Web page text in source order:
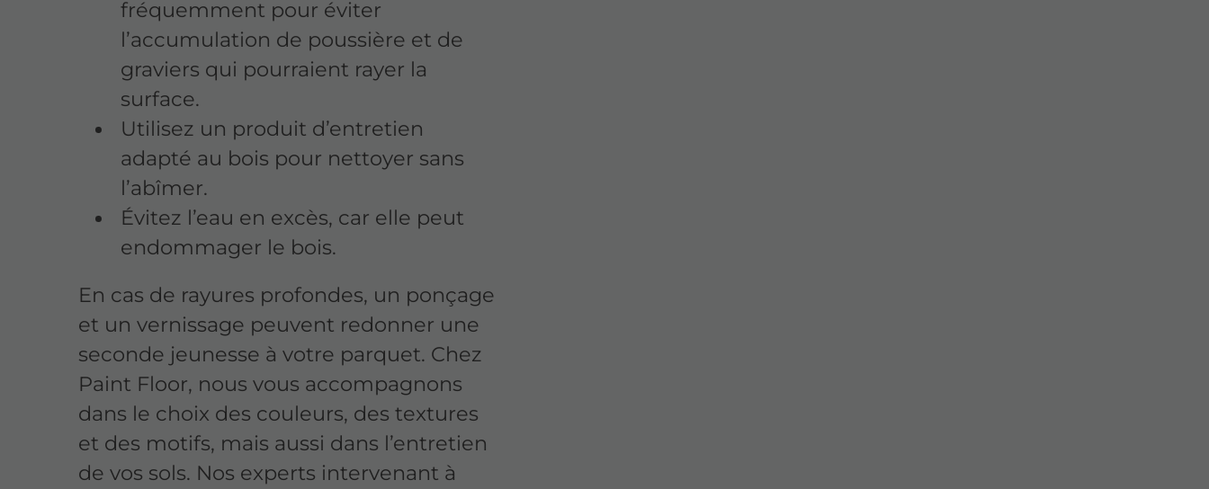
fréquemment pour éviter
l’accumulation de poussière et de
graviers qui pourraient rayer la
surface.
Utilisez un produit d’entretien
adapté au bois pour nettoyer sans
l’abîmer.
Évitez l’eau en excès, car elle peut
endommager le bois.
En cas de rayures profondes, un ponçage
et un vernissage peuvent redonner une
seconde jeunesse à votre parquet. Chez
Paint Floor, nous vous accompagnons
dans le choix des couleurs, des textures
et des motifs, mais aussi dans l’entretien
de vos sols. Nos experts intervenant à